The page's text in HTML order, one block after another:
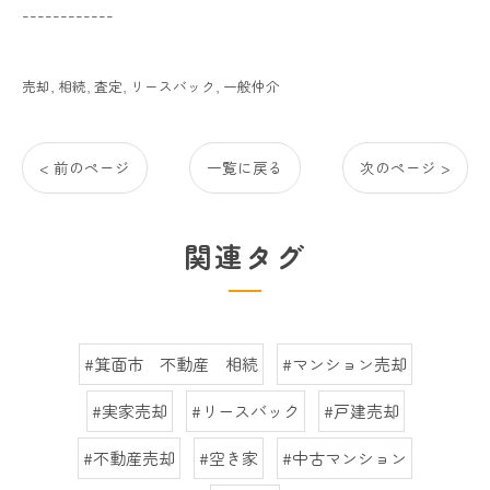
------------
売却 相続 査定 リースバック 一般仲介
< 前のページ 一覧に戻る 次のページ >
関連タグ
#箕面市 不動産 相続 #マンション売却
#実家売却 #リースバック #戸建売却
#不動産売却 #空き家 #中古マンション